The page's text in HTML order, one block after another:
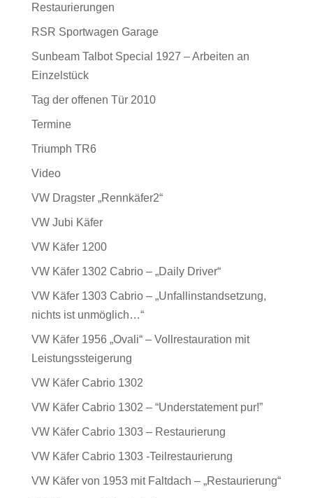
Restaurierungen
RSR Sportwagen Garage
Sunbeam Talbot Special 1927 – Arbeiten an
Einzelstück
Tag der offenen Tür 2010
Termine
Triumph TR6
Video
VW Dragster „Rennkäfer2“
VW Jubi Käfer
VW Käfer 1200
VW Käfer 1302 Cabrio – „Daily Driver“
VW Käfer 1303 Cabrio – „Unfallinstandsetzung,
nichts ist unmöglich…“
VW Käfer 1956 „Ovali“ – Vollrestauration mit
Leistungssteigerung
VW Käfer Cabrio 1302
VW Käfer Cabrio 1302 – “Understatement pur!”
VW Käfer Cabrio 1303 – Restaurierung
VW Käfer Cabrio 1303 -Teilrestaurierung
VW Käfer von 1953 mit Faltdach – „Restaurierung“